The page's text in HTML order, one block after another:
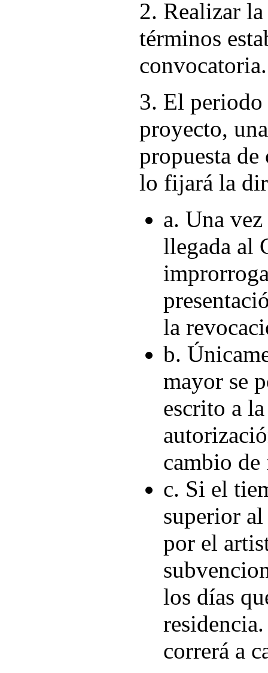
2. Realizar
términos
convocatoria.
3. El
proyecto,
propuesta
lo fijará la
a. Una
llegada al
la
b.
mayor se
escrito a
cambio
c. Si el
superior
por el
los días
correrá a